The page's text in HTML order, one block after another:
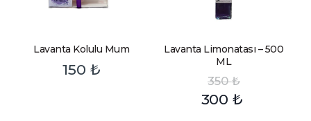
Lavanta Kolulu Mum
150 ₺
Lavanta Limonatası – 500
ML
350₺
300 ₺